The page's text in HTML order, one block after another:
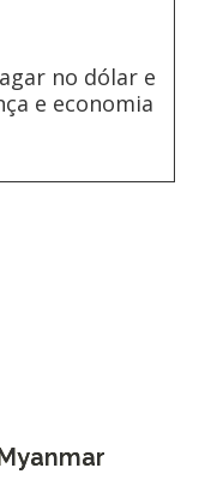
no dólar e
e economia